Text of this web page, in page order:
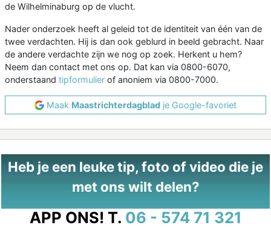
de Wilhelminaburg op de vlucht.
Nader onderzoek heeft al geleid tot de identiteit van één van de
twee verdachten. Hij is dan ook geblurd in beeld gebracht. Naar
de andere verdachte zijn we nog op zoek. Herkent u hem?
Neem dan contact met ons op. Dat kan via 0800-6070,
onderstaand tipformulier of anoniem via 0800-7000.
Maak Maastrichterdagblad je Google-favoriet
Heb je een leuke tip, foto of video die je
met ons wilt delen?
APP ONS! T. 06 - 574 71 321